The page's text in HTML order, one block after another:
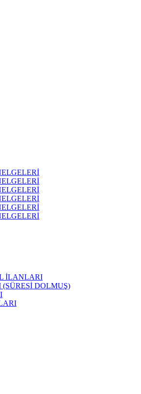
İLANLARI
DOLMUŞ)